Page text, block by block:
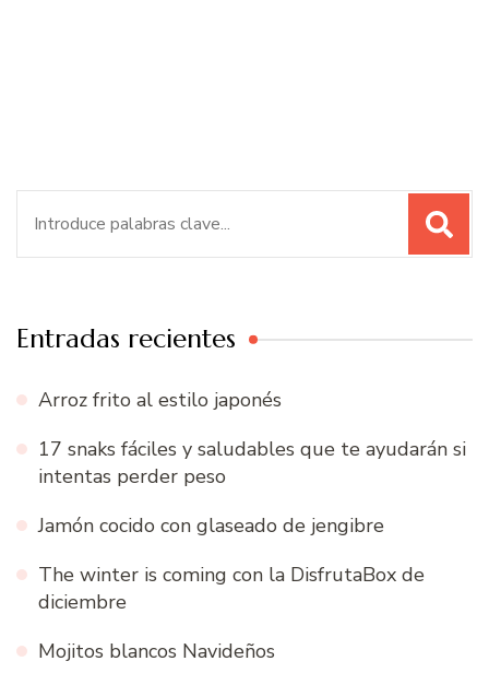
Entradas recientes
Arroz frito al estilo japonés
17 snaks fáciles y saludables que te ayudarán si
intentas perder peso
Jamón cocido con glaseado de jengibre
The winter is coming con la DisfrutaBox de
diciembre
Mojitos blancos Navideños